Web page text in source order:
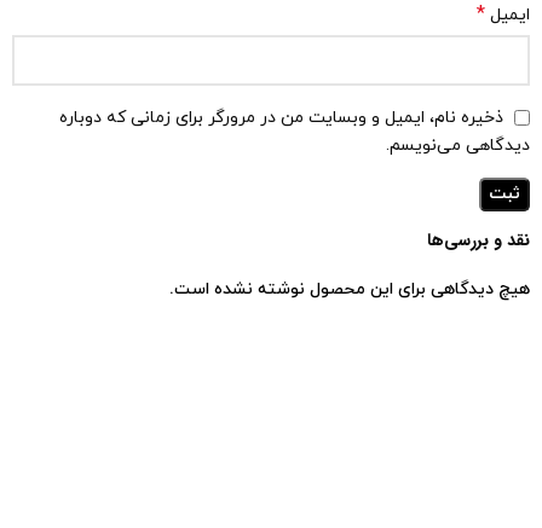
نقد و بررسی‌ها
هیچ دیدگاهی برای این محصول نوشته نشده است.
ایمیل *
ذخیره نام، ایمیل و وبسایت من در مرورگر برای زمانی که دوباره
دیدگاهی می‌نویسم.